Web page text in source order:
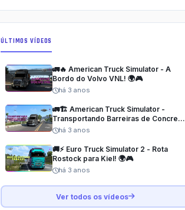
ÚLTIMOS VÍDEOS
🚛🔥 American Truck Simulator - A
Bordo do Volvo VNL! 🌍🎮
há 3 anos
🚛🏗️ American Truck Simulator -
Transportando Barreiras de Concreto
até San Diego! 🌍🎮
há 3 anos
🚚⚡ Euro Truck Simulator 2 - Rota
Rostock para Kiel! 🌍🎮
há 3 anos
Ver todos os vídeos